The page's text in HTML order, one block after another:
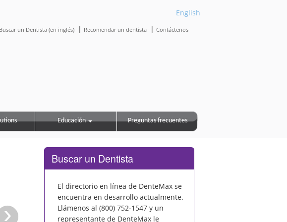
English
Buscar un Dentista (en inglés) | Recomendar un dentista | Contáctenos
Educación Preguntas frecuentes
Imagen siguiente
›
Buscar un Dentista
El directorio en línea de DenteMax se
encuentra en desarrollo actualmente.
Llámenos al (800) 752-1547 y un
representante de DenteMax le